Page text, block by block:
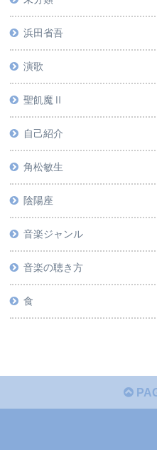
浜田省吾
演歌
聖飢魔Ⅱ
自己紹介
角松敏生
陰陽座
音楽ジャンル
音楽の聴き方
食